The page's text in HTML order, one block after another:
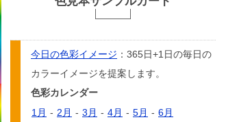
今日の色彩イメージ ：365日+1日の毎日の
カラーイメージを提案します。
色彩カレンダー
1月 - 2月 - 3月 - 4月 - 5月 - 6月